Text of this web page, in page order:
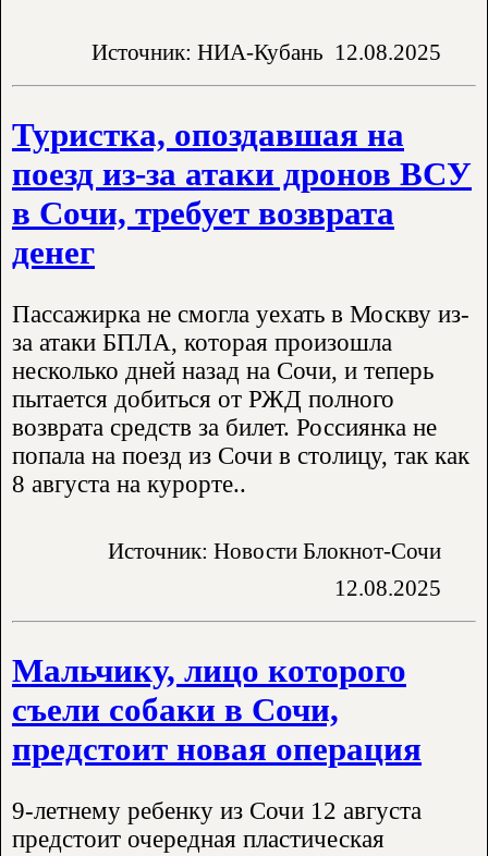
Источник: НИА-Кубань 12.08.2025
Туристка, опоздавшая на
поезд из-за атаки дронов ВСУ
в Сочи, требует возврата
денег
Пассажирка не смогла уехать в Москву из-
за атаки БПЛА, которая произошла
несколько дней назад на Сочи, и теперь
пытается добиться от РЖД полного
возврата средств за билет. Россиянка не
попала на поезд из Сочи в столицу, так как
8 августа на курорте..
Источник: Новости Блокнот-Сочи
12.08.2025
Мальчику, лицо которого
съели собаки в Сочи,
предстоит новая операция
9-летнему ребенку из Сочи 12 августа
предстоит очередная пластическая